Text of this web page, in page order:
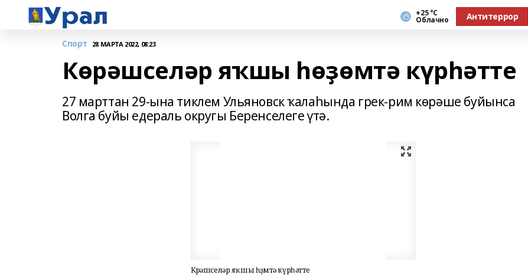
+25 °С
Облачно Антитеррор
Спорт 28 МАРТА 2022, 08:23
Көрәшселәр яҡшы һөҙөмтә күрһәтте
27 марттан 29-ына тиклем Ульяновск ҡалаһында грек-рим көрәше буйынса
Волга буйы едераль округы Беренселеге үтә.
Көрәшселәр яҡшы һөҙөмтә күрһәтте